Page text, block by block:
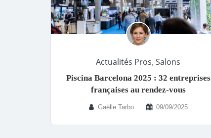
Actualités Pros, Salons
Piscina Barcelona 2025 : 32 entreprises
françaises au rendez-vous
Gaëlle Tarbo 09/09/2025